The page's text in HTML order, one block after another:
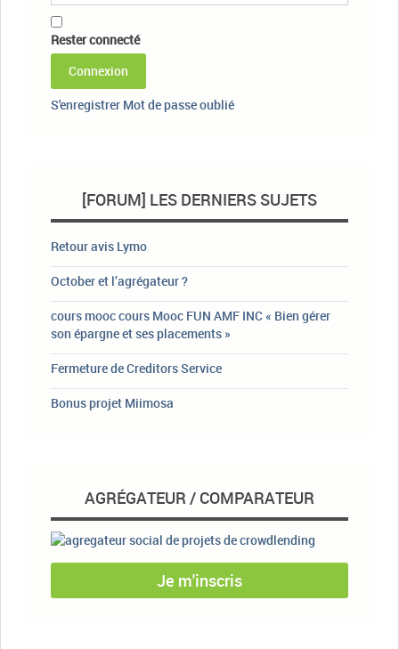
Rester connecté
Connexion
S'enregistrer Mot de passe oublié
[FORUM] LES DERNIERS SUJETS
Retour avis Lymo
October et l’agrégateur ?
cours mooc cours Mooc FUN AMF INC « Bien gérer
son épargne et ses placements »
Fermeture de Creditors Service
Bonus projet Miimosa
AGRÉGATEUR / COMPARATEUR
Je m'inscris